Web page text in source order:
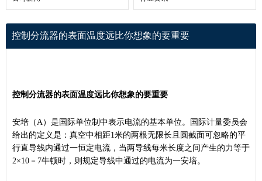
控制分流器的表面温度远比你想象的要重要
控制分流器的表面温度远比你想象的要重要
安培（A）是国际单位制中表示电流的基本单位。国际计量委员会
给出的定义是：真空中相距1米的两根无限长且圆截面可忽略的平
行直导线内通过一恒定电流，当两导线每米长度之间产生的力等于
2×10－7牛顿时，则规定导线中通过的电流为一安培。